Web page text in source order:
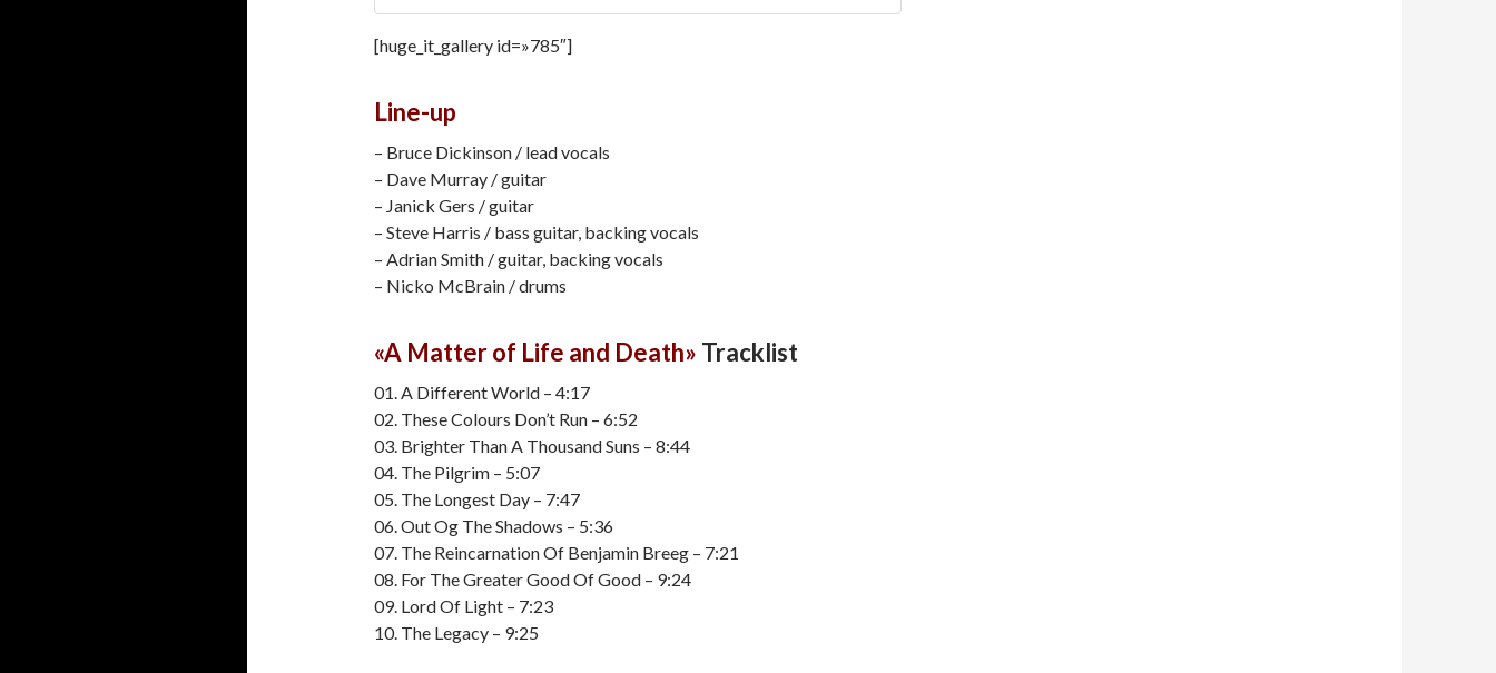
[huge_it_gallery id=»785″]
Line-up
– Bruce Dickinson / lead vocals
– Dave Murray / guitar
– Janick Gers / guitar
– Steve Harris / bass guitar, backing vocals
– Adrian Smith / guitar, backing vocals
– Nicko McBrain / drums
«A Matter of Life and Death» Tracklist
01. A Different World – 4:17
02. These Colours Don’t Run – 6:52
03. Brighter Than A Thousand Suns – 8:44
04. The Pilgrim – 5:07
05. The Longest Day – 7:47
06. Out Og The Shadows – 5:36
07. The Reincarnation Of Benjamin Breeg – 7:21
08. For The Greater Good Of Good – 9:24
09. Lord Of Light – 7:23
10. The Legacy – 9:25